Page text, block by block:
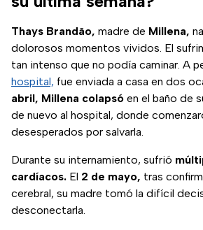
Thays Brandão, madre de Millena,
dolorosos momentos vividos. El
tan intenso que no podía caminar. A
hospital, fue enviada a casa en dos
abril, Millena colapsó en el baño de
de nuevo al hospital, donde
desesperados por salvarla.
Durante su internamiento, sufrió
cardíacos. El 2 de mayo, tras
cerebral, su madre tomó la difícil
desconectarla.